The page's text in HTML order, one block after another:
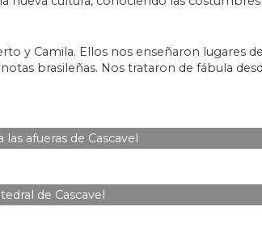
y Camila. Ellos nos enseñaron lugares
brasileñas. Nos trataron de fábula
las afueras de Cascavel
de Cascavel